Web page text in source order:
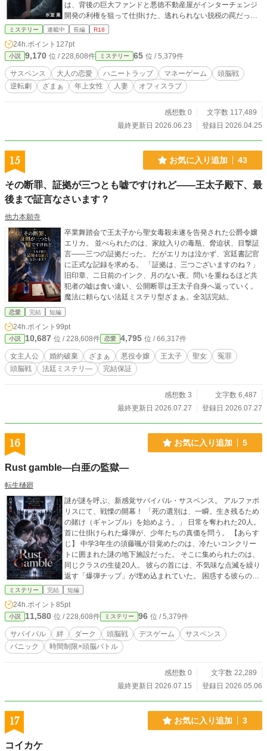
は、背後の巨大ファンドと悪徳不動産屋がインターチェンジ
開発の利権を狙って仕掛けた、逃れられない脱税の罠だった
！ 社会的な抹殺と命の危機に怯え、完全にプライドを打ち砕
煙を上げたのは、普段は彼をからかってばかりいる44歳の有
能な事務員・佐々木美沙だった 。彼女は圧倒的な色香を武器
に敵の懐へと単身潜入し、逆転の鍵となる裏帳簿を奪い取る
。 税法の盲点を突く冷徹な「論理」と、男を狂わせる極上の
「官能」 。巨悪の包囲網をくぐり抜け、トカゲの尻尾から反
能なサスペンスと、大人の危険な情事が交差する、極上のリ
ーガル・エンターテインメントが開幕する！
ミステリー 連載中 長編 R18
24h.ポイント 127pt
小説 9,170 位 / 228,608件 ミステリー 65 位 / 5,379件
サスペンス 大人の恋愛 ハニートラッブ マネーゲーム
頭脳戦
逆転劇
ざまぁ 年上女性 人妻 オフィスラブ
感想数 0
文字数 117,489
最終更新日 2026.06.23
登録日 2026.04.25
15 お気に入り追加 43
その断罪、証拠が三つとも嘘ですけれど――王太子殿下、最
後まで証言なさいます？
他力本願寺
卒業舞踏会で王太子から聖女毒殺未遂を告発された公爵令嬢
エリカ。 並べられたのは、家紋入りの毒瓶、脅迫状、目撃証
言――三つの証拠だった。 だがエリカは泣かず、宮廷書記官
に正式な記録を求める。 「証拠は、三つございますのね？」
旧印章、二日前のインク、月のない夜。問いを重ねるほど共
犯者の嘘は食い違い、公開断罪は王太子自身へ返っていく。
魔法に頼らない法廷ミステリ型ざまぁ。全3話完結。
恋愛 完結 短編
24h.ポイント 99pt
小説 10,687 位 / 228,608件 恋愛 4,795 位 / 66,317件
女主人公 婚約破棄 ざまぁ 悪役令嬢 王太子 聖女
冤罪
頭脳戦
法廷ミステリ― 完結保証
感想数 3
文字数 6,487
最終更新日 2026.07.27
登録日 2026.07.27
16 お気に入り追加 5
Rust gamble―白亜の監獄―
転生樋廻
謎が謎を呼ぶ、新感覚サバイバル・サスペンス。 アルファポ
リスにて、戦慄の開幕！ 「死の選別は、一瞬。生き残るため
の賭け（ギャンブル）を始めよう。」 日常を奪われた20人。
首に仕掛けられた爆弾が、少年たちの真価を問う。 【あらす
じ】 中学3年生の須藤颯が目覚めたのは、冷たいコンクリー
トに囲まれた謎の地下施設だった。 そこに集められたのは、
同じクラスの生徒20人。 彼らの首には、不気味な点滅を繰り
返す「爆弾チップ」が埋め込まれていた。 困惑する彼らの前
に現れた主催者は、無慈悲なゲームの開始を宣言する。 「こ
ない者は、ここで排除される」 ルールを破れば即座にチップ
が爆発し、命が散る。 一人、また一人と消えていく仲間た
ち。 阿鼻叫喚の極限状態に追い込まれた颯は、自分の中に眠
る「異常な観察眼」を頼りに、この地獄を生き抜くための突
破口を探し始める。 しかし、その先に待っていたのは、想像
るのを待つ駒じゃない。 この命を賭けたギャンブル、最後に
ミステリー 完結 短編
24h.ポイント 85pt
小説 11,580 位 / 228,608件 ミステリー 96 位 / 5,379件
サバイバル 絆 ダーク 頭脳戦 デスゲーム
サスペンス
パニック
時間制限×頭脳バトル
感想数 0
文字数 22,289
最終更新日 2026.07.15
登録日 2026.05.06
17 お気に入り追加 3
コイカケ